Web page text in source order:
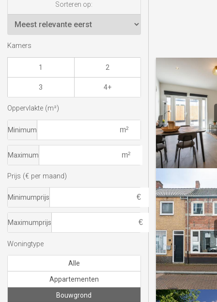
Sorteren op:
Kamers
1 2
3 4+
Oppervlakte (m²)
Minimum
Maximum
Prijs (€ per maand)
Minimumprijs
Maximumprijs
Woningtype
Alle
Appartementen
Bouwgrond